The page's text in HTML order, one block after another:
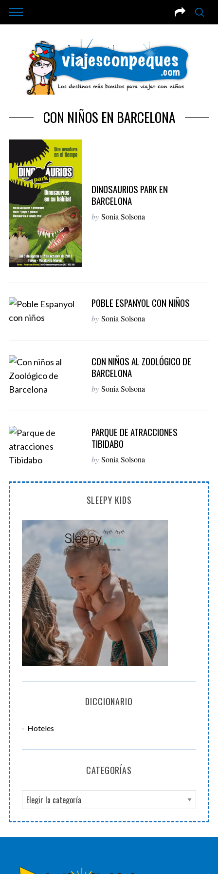
CON NIÑOS EN BARCELONA
DINOSAURIOS PARK EN
BARCELONA
by Sonia Solsona
POBLE ESPANYOL CON NIÑOS
by Sonia Solsona
CON NIÑOS AL ZOOLÓGICO DE
BARCELONA
by Sonia Solsona
PARQUE DE ATRACCIONES
TIBIDABO
by Sonia Solsona
SLEEPY KIDS
DICCIONARIO
Hoteles
CATEGORÍAS
a
t
e
o
S
e
r
o